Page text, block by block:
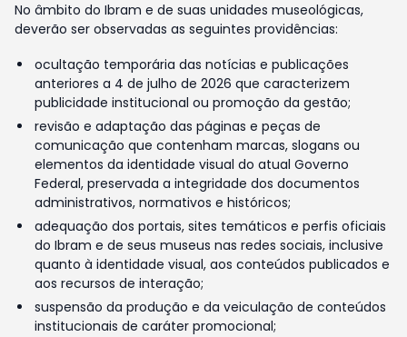
No âmbito do Ibram e de suas unidades museológicas,
deverão ser observadas as seguintes providências:
ocultação temporária das notícias e publicações
anteriores a 4 de julho de 2026 que caracterizem
publicidade institucional ou promoção da gestão;
revisão e adaptação das páginas e peças de
comunicação que contenham marcas, slogans ou
elementos da identidade visual do atual Governo
Federal, preservada a integridade dos documentos
administrativos, normativos e históricos;
adequação dos portais, sites temáticos e perfis oficiais
do Ibram e de seus museus nas redes sociais, inclusive
quanto à identidade visual, aos conteúdos publicados e
aos recursos de interação;
suspensão da produção e da veiculação de conteúdos
institucionais de caráter promocional;